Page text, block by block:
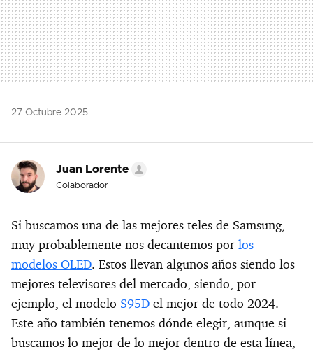
27 Octubre 2025
Juan Lorente
Colaborador
Si buscamos una de las mejores teles de Samsung,
muy probablemente nos decantemos por los
modelos OLED. Estos llevan algunos años siendo los
mejores televisores del mercado, siendo, por
ejemplo, el modelo S95D el mejor de todo 2024.
Este año también tenemos dónde elegir, aunque si
buscamos lo mejor de lo mejor dentro de esta línea,